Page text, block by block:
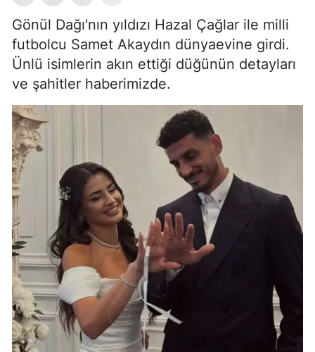
Gönül Dağı'nın yıldızı Hazal Çağlar ile milli
futbolcu Samet Akaydın dünyaevine girdi.
Ünlü isimlerin akın ettiği düğünün detayları
ve şahitler haberimizde.